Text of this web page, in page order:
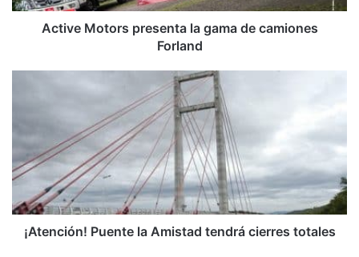
Active Motors presenta la gama de camiones
Forland
tendrá
cierres
totales
¡Atención! Puente la Amistad tendrá cierres totales